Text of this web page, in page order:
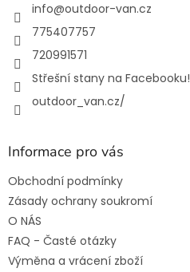
info@outdoor-van.cz
775407757
720991571
Střešní stany na Facebooku!
outdoor_van.cz/
Informace pro vás
Obchodní podmínky
Zásady ochrany soukromí
O NÁS
FAQ - Časté otázky
Výměna a vrácení zboží